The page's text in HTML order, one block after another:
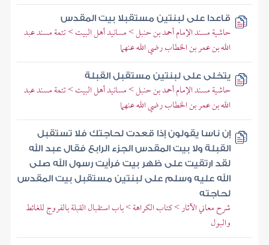
قاعدا على لبنتين مستقبلا بيت المقدس
حاشية مسند الإمام أحمد بن حنبل > مسانيد أهل البيت > تتمة مسند عبد
الله بن عمر بن الخطاب رضي الله عنهما
يتخلى على لبنتين مستقبل القبلة
حاشية مسند الإمام أحمد بن حنبل > مسانيد أهل البيت > تتمة مسند عبد
الله بن عمر بن الخطاب رضي الله عنهما
إن ناسا يقولون إذا قعدت لحاجتك فلا تستقبل
القبلة ولا بيت المقدس الجزء الرابع فقال عبد الله
لقد ارتقيت على ظهر بيت فرأيت رسول الله صلى
الله عليه وسلم على لبنتين مستقبل بيت المقدس
لحاجته
شرح معاني الآثار > كتاب الكراهة > باب استقبال القبلة بالفروج للغائط
والبول